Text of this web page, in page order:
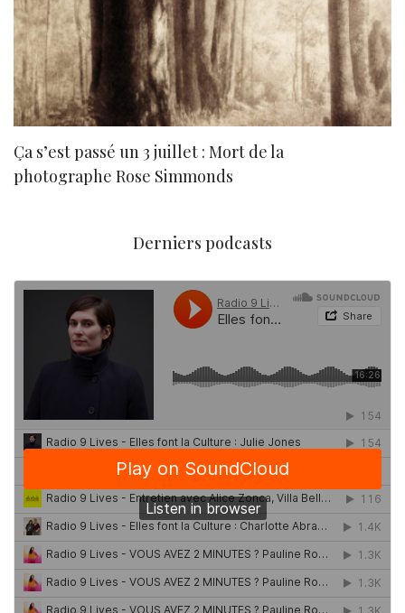
Ça s’est passé un 3 juillet : Mort de la
photographe Rose Simmonds
Derniers podcasts